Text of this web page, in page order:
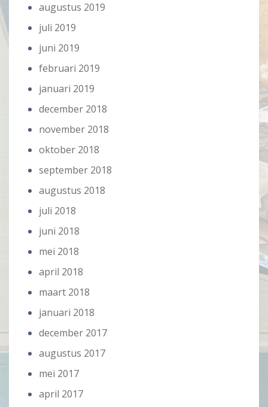
augustus 2019
juli 2019
juni 2019
februari 2019
januari 2019
december 2018
november 2018
oktober 2018
september 2018
augustus 2018
juli 2018
juni 2018
mei 2018
april 2018
maart 2018
januari 2018
december 2017
augustus 2017
mei 2017
april 2017